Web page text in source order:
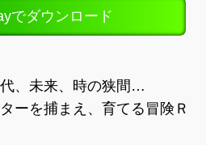
でダウンロード
、未来、時の狭間…
ーを捕まえ、育てる冒険Ｒ